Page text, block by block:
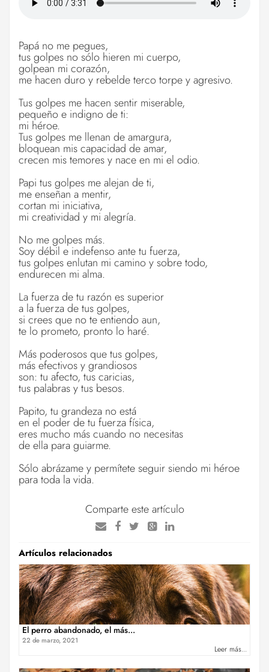
Papá no me pegues,
tus golpes no sólo hieren mi cuerpo,
golpean mi corazón,
me hacen duro y rebelde terco torpe y agresivo.
Tus golpes me hacen sentir miserable,
pequeño e indigno de ti:
mi héroe.
Tus golpes me llenan de amargura,
bloquean mis capacidad de amar,
crecen mis temores y nace en mi el odio.
Papi tus golpes me alejan de ti,
me enseñan a mentir,
cortan mi iniciativa,
mi creatividad y mi alegría.
No me golpes más.
Soy débil e indefenso ante tu fuerza,
tus golpes enlutan mi camino y sobre todo,
endurecen mi alma.
La fuerza de tu razón es superior
a la fuerza de tus golpes,
si crees que no te entiendo aun,
te lo prometo, pronto lo haré.
Más poderosos que tus golpes,
más efectivos y grandiosos
son: tu afecto, tus caricias,
tus palabras y tus besos.
Papito, tu grandeza no está
en el poder de tu fuerza física,
eres mucho más cuando no necesitas
de ella para guiarme.
Sólo abrázamey permítete seguir siendo mi héroe
para toda la vida.
Comparte este artículo
Artículos relacionados
El perro abandonado, el más...
22 de marzo, 2021
Leer más...